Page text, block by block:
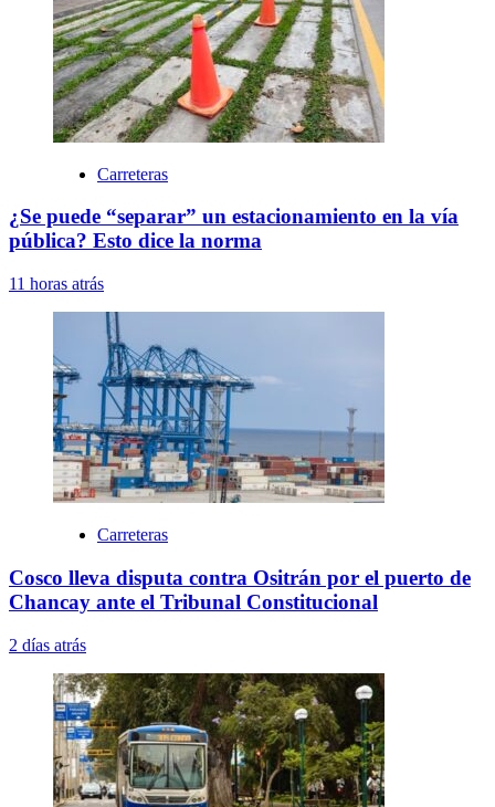
Carreteras
¿Se puede “separar” un estacionamiento en la vía
pública? Esto dice la norma
11 horas atrás
Carreteras
Cosco lleva disputa contra Ositrán por el puerto de
Chancay ante el Tribunal Constitucional
2 días atrás